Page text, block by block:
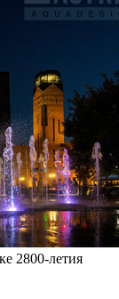
2800-летия